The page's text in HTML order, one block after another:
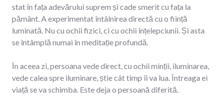
stat în fața adevărului suprem și cade smerit cu fața la
pământ. A experimentat întâlnirea directă cu o ființă
luminată. Nu cu ochii fizici, ci cu ochii înțelepciunii. Și asta
se întâmplă numai în meditație profundă.
În aceea zi, persoana vede direct, cu ochii minții, iluminarea,
vede calea spre iluminare, știe cât timp îi va lua. Întreaga ei
viață se va schimba. Este deja o persoană diferită.